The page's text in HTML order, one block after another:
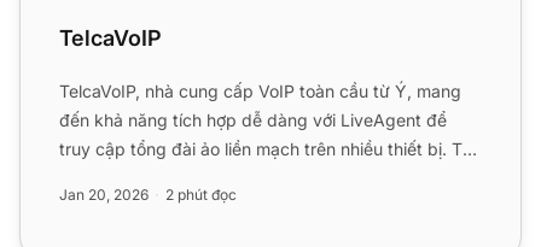
TelcaVoIP
TelcaVoIP, nhà cung cấp VoIP toàn cầu từ Ý, mang
đến khả năng tích hợp dễ dàng với LiveAgent để
truy cập tổng đài ảo liền mạch trên nhiều thiết bị. Tận
Jan 20, 2026 2 phút đọc